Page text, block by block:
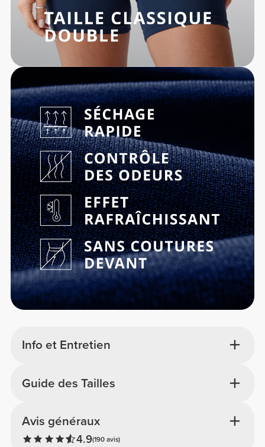
Info et Entretien
Avis généraux
4.9(190 avis)
Guide des Tailles